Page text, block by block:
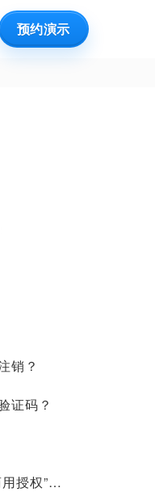
预约演示
销？
证码？
网站上的地图模块显示“未获得商用授权”是怎么回事？如何获取百度地图商用授权API KEY？